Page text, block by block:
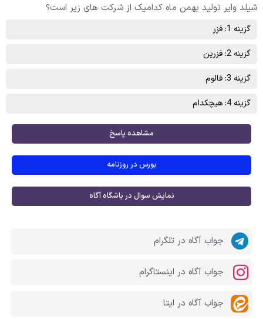
شيلد واير تولید بهمن ماه کدامیک از شرکت های زیر است؟
گزینه 1: فزر
گزینه 2: فزرین
گزینه 3: فالوم
گزینه 4: هیچکدام
مشاهده پاسخ
بورس در روزنامه
نمایش سوال در باشگاه آگاه
جواب آگاه در تلگرام
جواب آگاه در اینستاگرام
جواب آگاه در ایتا